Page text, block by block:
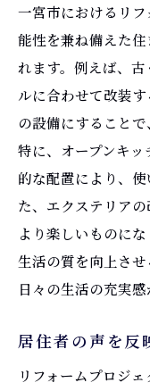
一宮市におけるリ
能性を兼ね備えた
れます。例えば、
ルに合わせて改装
の設備にすることで
特に、オープンキ
的な配置により、
た、エクステリア
より楽しいものに
生活の質を向上さ
日々の生活の充実感
居住者の声を反
リフォームプロジ